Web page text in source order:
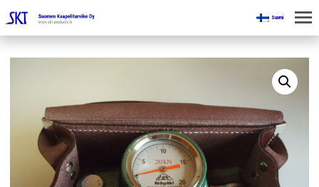
Suomi
KOTI
TUOTTEET
KAIKKI OSASTOT